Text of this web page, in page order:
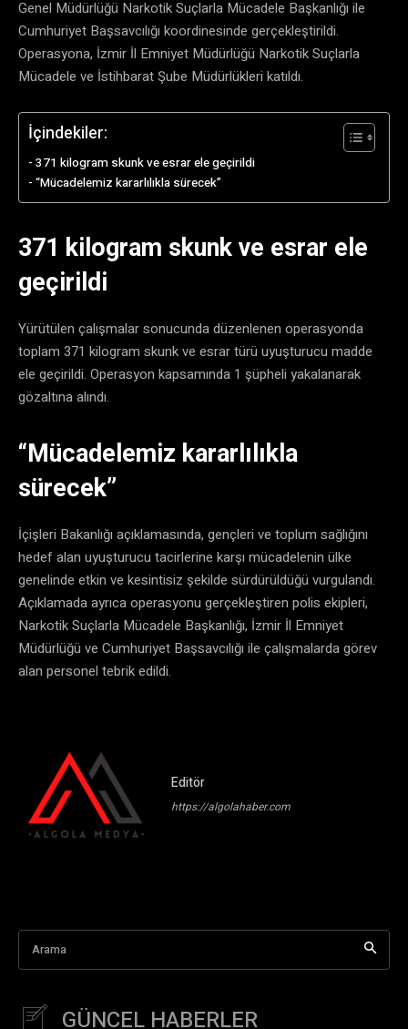
Genel Müdürlüğü Narkotik Suçlarla Mücadele Başkanlığı ile
Cumhuriyet Başsavcılığı koordinesinde gerçekleştirildi.
Operasyona, İzmir İl Emniyet Müdürlüğü Narkotik Suçlarla
Mücadele ve İstihbarat Şube Müdürlükleri katıldı.
İçindekiler:
371 kilogram skunk ve esrar ele geçirildi
“Mücadelemiz kararlılıkla sürecek”
371 kilogram skunk ve esrar ele
geçirildi
Yürütülen çalışmalar sonucunda düzenlenen operasyonda
toplam 371 kilogram skunk ve esrar türü uyuşturucu madde
ele geçirildi. Operasyon kapsamında 1 şüpheli yakalanarak
gözaltına alındı.
“Mücadelemiz kararlılıkla
sürecek”
İçişleri Bakanlığı açıklamasında, gençleri ve toplum sağlığını
hedef alan uyuşturucu tacirlerine karşı mücadelenin ülke
genelinde etkin ve kesintisiz şekilde sürdürüldüğü vurgulandı.
Açıklamada ayrıca operasyonu gerçekleştiren polis ekipleri,
Narkotik Suçlarla Mücadele Başkanlığı, İzmir İl Emniyet
Müdürlüğü ve Cumhuriyet Başsavcılığı ile çalışmalarda görev
alan personel tebrik edildi.
Editör
https://algolahaber.com
Arama
GÜNCEL HABERLER